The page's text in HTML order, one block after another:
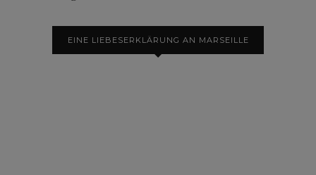
EINE LIEBESERKLÄRUNG AN MARSEILLE